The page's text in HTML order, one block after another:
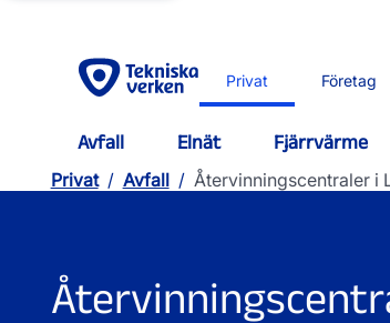
Privat Företag
Avfall Elnät Fjärrvärme
Privat / Avfall / Återvinningscentraler i